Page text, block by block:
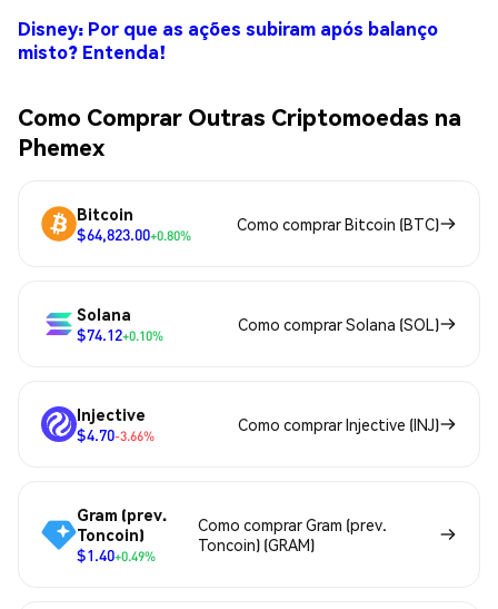
Disney: Por que as ações subiram após balanço
misto? Entenda!
Como Comprar Outras Criptomoedas na
Phemex
Bitcoin
$64,823.00+0.80%
Como comprar Bitcoin (BTC)
Solana
$74.12+0.10%
Como comprar Solana (SOL)
Injective
$4.70-3.66%
Como comprar Injective (INJ)
Gram (prev.
Toncoin)
$1.40+0.49%
Como comprar Gram (prev.
Toncoin) (GRAM)